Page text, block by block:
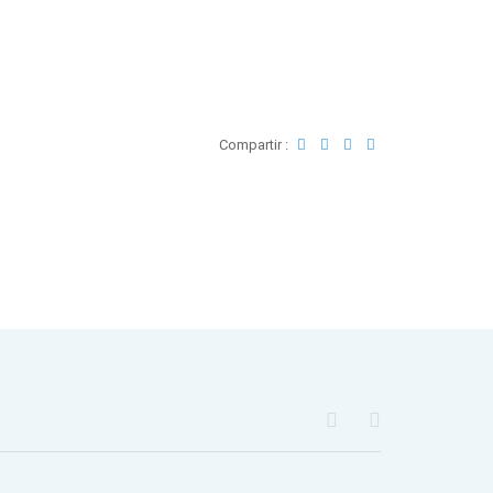
Compartir :